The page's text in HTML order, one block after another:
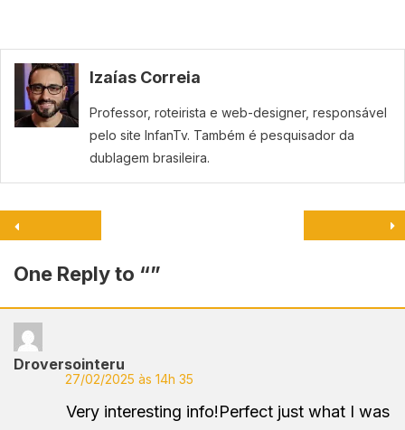
Izaías Correia
Professor, roteirista e web-designer, responsável
pelo site InfanTv. Também é pesquisador da
dublagem brasileira.
One Reply to “”
Droversointeru
27/02/2025 às 14h 35
Very interesting info!Perfect just what I was